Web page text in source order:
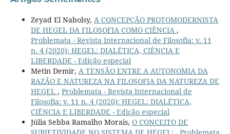
Zeyad El Nabolsy, A CONCEPÇÃO PROTOMODERNISTA
DE HEGEL DA FILOSOFIA COMO CIÊNCIA ,
Problemata - Revista Internacional de Filosofia: v. 11
n. 4 (2020): HEGEL: DIALÉTICA, CIÊNCIA E
LIBERDADE - Edição especial
Metin Demir, A TENSÃO ENTRE A AUTONOMIA DA
RAZÃO E NATUREZA NA FILOSOFIA DA NATUREZA DE
HEGEL , Problemata - Revista Internacional de
Filosofia: v. 11 n. 4 (2020): HEGEL: DIALÉTICA,
CIÊNCIA E LIBERDADE - Edição especial
Júlia Sebba Ramalho Morais, O CONCEITO DE